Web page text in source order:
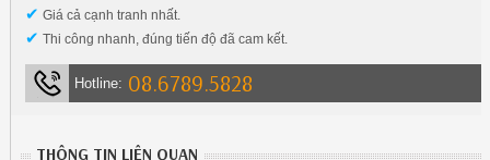
✔ Giá cả cạnh tranh nhất.
✔ Thi công nhanh, đúng tiến độ đã cam kết.
Hotline: 08.6789.5828
THÔNG TIN LIÊN QUAN